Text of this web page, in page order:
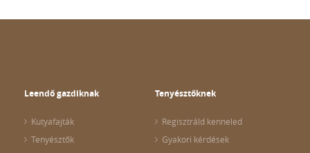
Leendő gazdiknak
Kutyafajták
Tenyésztők
Tenyésztőknek
Regisztráld kenneled
Gyakori kérdések